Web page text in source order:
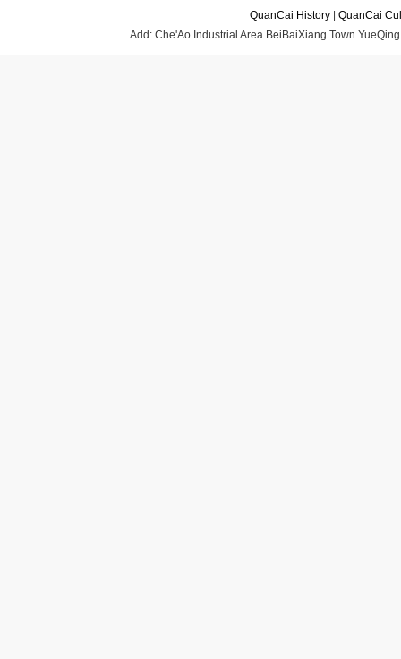
QuanCai History
QuanCai
Add: Che'Ao Industrial Area BeiBaiXiang Town